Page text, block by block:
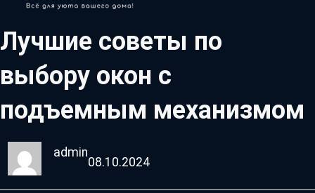
Лучшие советы по
выбору окон с
подъемным механизмом
admin
08.10.2024